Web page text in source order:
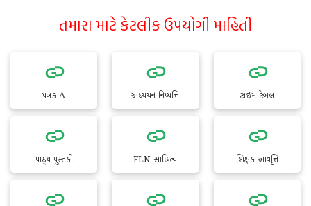
તમારા માટે કેટલીક ઉપયોગી માહિતી
પત્રક-A અધ્યયન નિષ્પત્તિ ટાઈમ ટેબલ
પાઠ્ય પુસ્તકો FLN સાહિત્ય શિક્ષક આવૃત્તિ